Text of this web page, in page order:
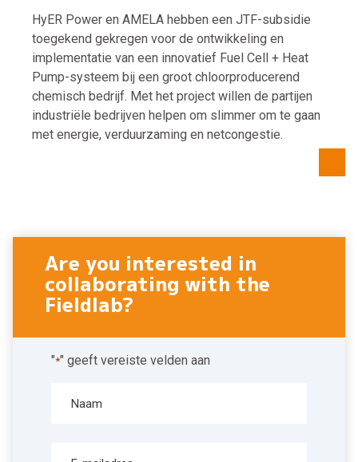
HyER Power en AMELA hebben een JTF-subsidie
toegekend gekregen voor de ontwikkeling en
implementatie van een innovatief Fuel Cell + Heat
Pump-systeem bij een groot chloorproducerend
chemisch bedrijf. Met het project willen de partijen
industriële bedrijven helpen om slimmer om te gaan
met energie, verduurzaming en netcongestie.
Are you interested in
collaborating with the
Fieldlab?
"*" geeft vereiste velden aan